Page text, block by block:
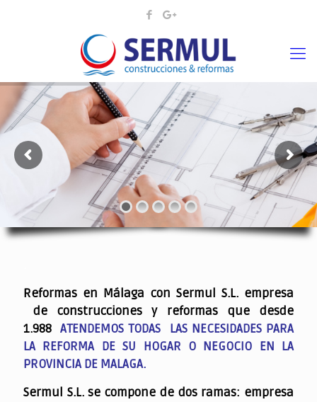
¡¡DAMOS VIDA A SUS
Reformas en Málaga con Sermul S.L. empresa
de construcciones y reformas que desde
1.988ATENDEMOS TODAS LAS NECESIDADES PARA
LA REFORMA DE SU HOGAR O NEGOCIO EN LA
PROVINCIA DE MALAGA.
Sermul S.L. se compone de dos ramas: empresa